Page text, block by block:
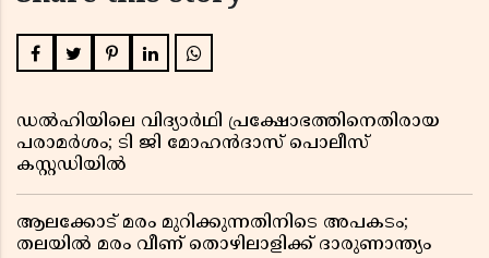
ഡൽഹിയിലെ വിദ്യാർഥി പ്രക്ഷോഭത്തിനെതിരായ
പരാമർശം; ടി ജി മോഹൻദാസ് പൊലീസ്
കസ്റ്റഡിയിൽ
ആലക്കോട് മരം മുറിക്കുന്നതിനിടെ അപകടം;
തലയിൽ മരം വീണ് തൊഴിലാളിക്ക് ദാരുണാന്ത്യം